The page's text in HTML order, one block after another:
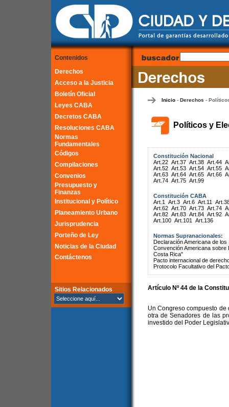
Contenidos
Derechos
Acceso a la Justicia
Boletín Oficial
Leyes CABA
Decretos CABA
Resoluciones CABA
Normas
Fundamentales
Códigos
Compilaciones
Convenios
Presupuesto y
Finanzas
Institucional y Político
Planeamiento Urbano
Jurisprudencia
Porteño de Ley
Noticias de la Ciudad
Contáctenos
Sitios Relacionados
Inicio- Derechos -
Políticos y
Constitución Nacional
Art.22 Art.37 Art.38 Art.44
Art.52 Art.53 Art.54 Art.55
Art.63 Art.64 Art.65 Art.66
Art.74 Art.75 Art.99
Constitución CABA
Art.1
Art.3 Art.6 Art.11
Art.62 Art.70 Art.73 Art.74
Art.82 Art.83 Art.84 Art.92
Art.100 Art.101 Art.136
Normas Supranacionales:
Declaración Americana de
Convención Americana
Costa Rica"
Pacto internacional de
Protocolo Facultativo del
Artículo Nº 44 de la
Un Congreso compuesto
otra de Senadores de las
investido del Poder